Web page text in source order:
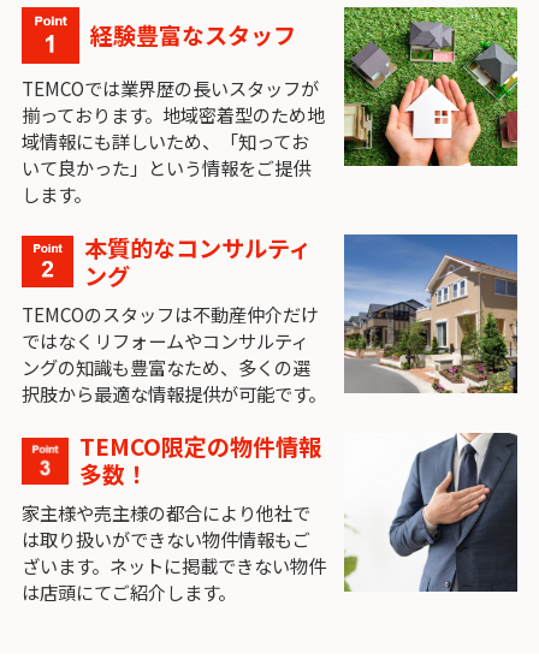
経験豊富なスタッフ
TEMCOでは業界歴の長いスタッフが
揃っております。地域密着型のため地
域情報にも詳しいため、「知ってお
いて良かった」という情報をご提供
します。
本質的なコンサルティ
ング
TEMCOのスタッフは不動産仲介だけ
ではなくリフォームやコンサルティ
ングの知識も豊富なため、多くの選
択肢から最適な情報提供が可能です。
TEMCO限定の物件情報
多数！
家主様や売主様の都合により他社で
は取り扱いができない物件情報もご
ざいます。ネットに掲載できない物件
は店頭にてご紹介します。